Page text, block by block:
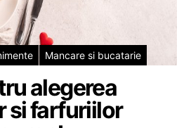
Mancare si bucatarie
alegerea
si farfuriilor